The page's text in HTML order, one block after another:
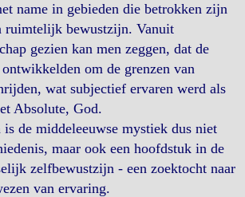
name in gebieden die betrokken zijn
ruimtelijk bewustzijn. Vanuit
gezien kan men zeggen, dat de
om de grenzen van
wat subjectief ervaren werd als
Absolute, God.
de middeleeuwse mystiek dus niet
maar ook een hoofdstuk in de
zelfbewustzijn - een zoektocht naar
van ervaring.